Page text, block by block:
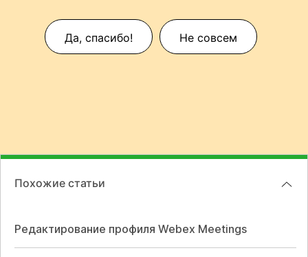
Да, спасибо! Не совсем
Похожие статьи
Редактирование профиля Webex Meetings